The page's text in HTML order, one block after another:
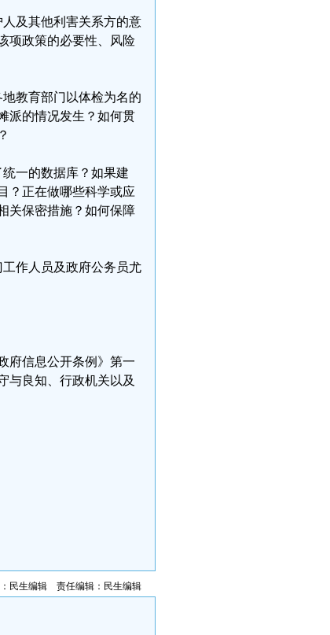
及其他利害关系方的意
项政策的必要性、风险
教育部门以体检为名的
派的情况发生？如何贯
一的数据库？如果建
？正在做哪些科学或应
关保密措施？如何保障
作人员及政府公务员尤
府信息公开条例》第一
与良知、行政机关以及
民生编辑 责任编辑：民生编辑